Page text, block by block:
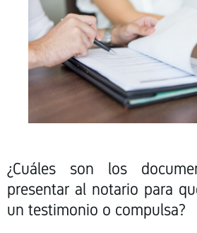
¿Cuáles son los
presentar al notario para
un testimonio o compulsa?